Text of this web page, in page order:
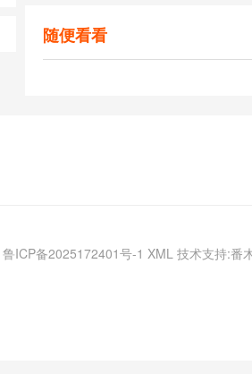
随便看看
鲁ICP备2025172401号-1 XML 技术支持:番